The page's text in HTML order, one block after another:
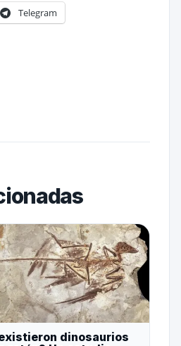
Telegram
dinosaurios